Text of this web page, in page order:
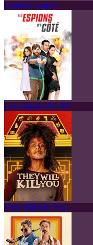
Charlie's Angels
Les Espions d'à côté
They Will Kill You